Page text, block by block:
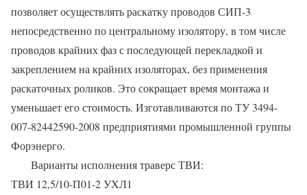
позволяет осуществлять раскатку проводов СИП-3
непосредственно по центральному изолятору, в том числе
проводов крайних фаз с последующей перекладкой и
закреплением на крайних изоляторах, без применения
раскаточных роликов. Это сокращает время монтажа и
уменьшает его стоимость. Изготавливаются по ТУ 3494-
007-82442590-2008 предприятиями промышленной группы
Форэнерго.
Варианты исполнения траверс ТВИ:
ТВИ 12,5/10-П01-2 УХЛ1